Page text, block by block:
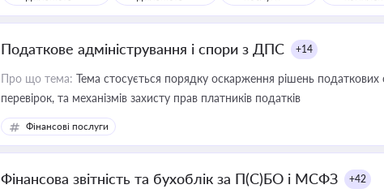
Податкове адміністрування і спори з ДПС +14
Про що тема: Тема стосується порядку оскарження рішень
перевірок, та механізмів захисту прав платників податків
Фінансові послуги
Фінансова звітність та бухоблік за П(С)БО і МСФЗ +42